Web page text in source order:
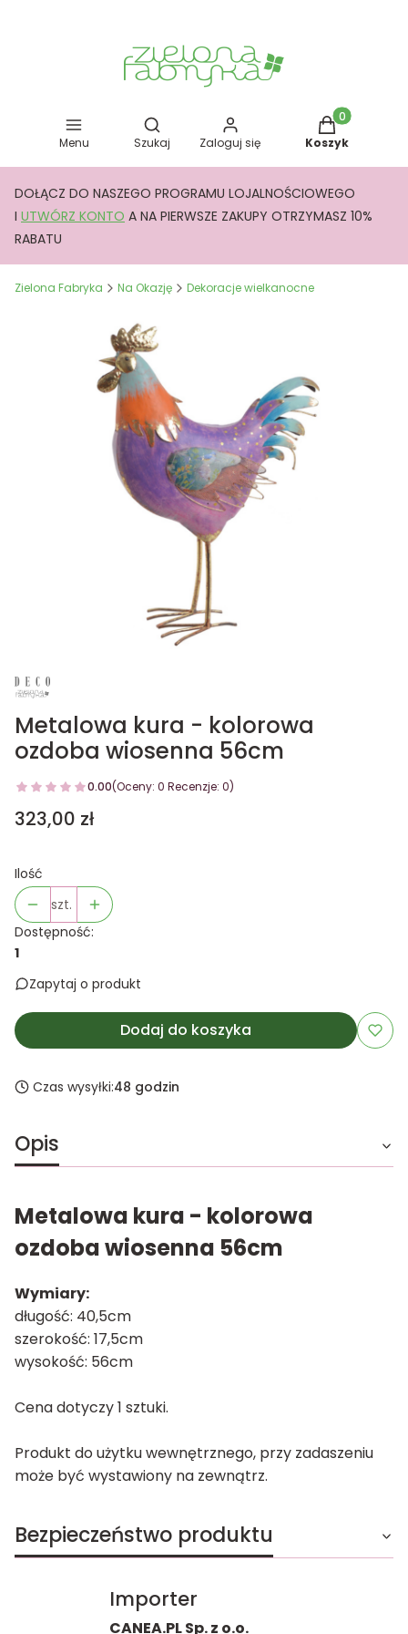
Menu
Otwórz wyszukiwarkę
Szukaj Zaloguj się
Produkty w
Koszyk
DOŁĄCZ DO NASZEGO PROGRAMU LOJALNOŚCIOWEGO
I UTWÓRZ KONTO A NA PIERWSZE ZAKUPY OTRZYMASZ 10%
RABATU
Zielona Fabryka Na Okazję Dekoracje wielkanocne
Metalowa kura - kolorowa
ozdoba wiosenna 56cm
0.00(Oceny: 0 Recenzje: 0)
Cena
323,00 zł
Ilość
szt.
Dostępność:
1
Zapytaj o produkt
Dodaj do koszyka
Czas wysyłki:48 godzin
Opis
Metalowa kura - kolorowa
ozdoba wiosenna 56cm
Wymiary:
długość: 40,5cm
szerokość: 17,5cm
wysokość: 56cm
Cena dotyczy 1 sztuki.
Produkt do użytku wewnętrznego, przy zadaszeniu
może być wystawiony na zewnątrz.
Bezpieczeństwo produktu
Importer
CANEA.PL Sp. z o.o.